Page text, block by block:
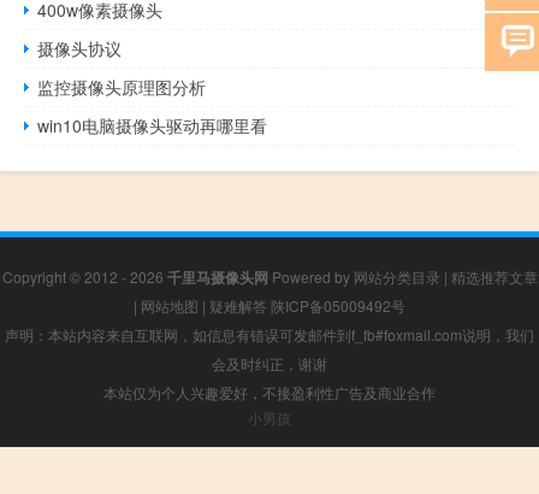
400w像素摄像头
摄像头协议
监控摄像头原理图分析
win10电脑摄像头驱动再哪里看
Copyright © 2012 - 2026 千里马摄像头网 Powered by 网站分类目录 | 精选推荐文章
| 网站地图 | 疑难解答 陕ICP备05009492号
声明：本站内容来自互联网，如信息有错误可发邮件到f_fb#foxmail.com说明，我们
会及时纠正，谢谢
本站仅为个人兴趣爱好，不接盈利性广告及商业合作
小男孩